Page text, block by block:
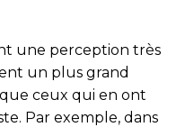
une perception très
un plus grand
ceux qui en ont
Par exemple, dans